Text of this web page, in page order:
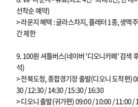
선착순 예약)
> 라운지 혜택 : 글라스차지, 플레터 1종, 생맥
간 제한
9. 100원 셔틀버스(네이버 '디오니카페' 검색
석)
> 전북도청, 종합경기장 출발(디오니 도착편)
30 / 12:30 / 14:30 / 15:30 / 16:30
> 디오니 출발(귀가편) 09:00 / 10:00 / 11:00 /